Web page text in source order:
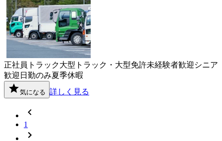
正社員 トラック大型トラック・大型免許未経験者歓迎 シニア
歓迎 日勤のみ夏季休暇
気になる 詳しく見る
1